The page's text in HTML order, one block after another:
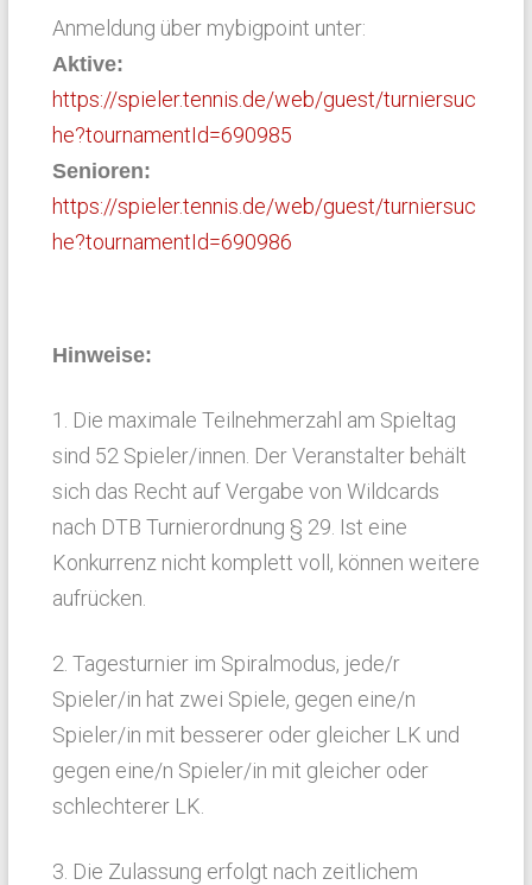
Anmeldung über mybigpoint unter:
Aktive:
https://spieler.tennis.de/web/guest/turniersuc
he?tournamentId=690985
Senioren:
https://spieler.tennis.de/web/guest/turniersuc
he?tournamentId=690986
Hinweise:
1. Die maximale Teilnehmerzahl am Spieltag
sind 52 Spieler/innen. Der Veranstalter behält
sich das Recht auf Vergabe von Wildcards
nach DTB Turnierordnung § 29. Ist eine
Konkurrenz nicht komplett voll, können weitere
aufrücken.
2. Tagesturnier im Spiralmodus, jede/r
Spieler/in hat zwei Spiele, gegen eine/n
Spieler/in mit besserer oder gleicher LK und
gegen eine/n Spieler/in mit gleicher oder
schlechterer LK.
3. Die Zulassung erfolgt nach zeitlichem